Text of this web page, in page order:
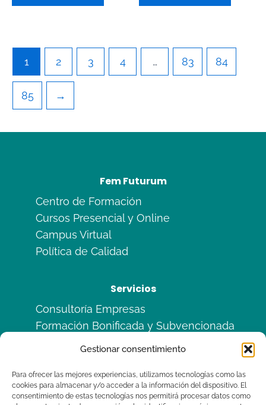
Gestionar consentimiento
Para ofrecer las mejores experiencias, utilizamos tecnologías como las
cookies para almacenar y/o acceder a la información del dispositivo. El
consentimiento de estas tecnologías nos permitirá procesar datos como
1 2 3 4 … 83 84
85 →
Fem Futurum
Centro de Formación
Cursos Presencial y Online
Campus Virtual
Política de Calidad
Servicios
Consultoría Empresas
Formación Bonificada y Subvencionada
Legal